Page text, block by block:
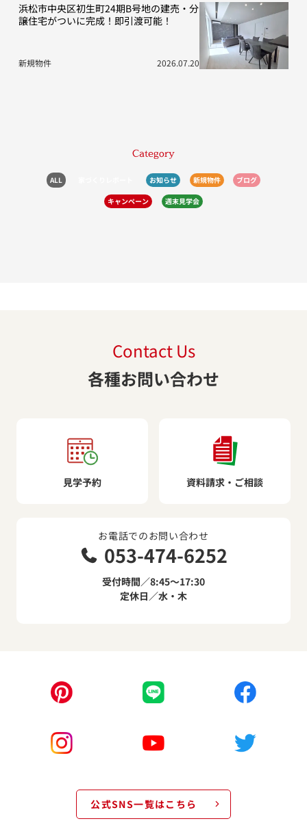
浜松市中央区初生町24期B号地の建売・分
譲住宅がついに完成！即引渡可能！
新規物件 2026.07.20
Category
ALL お知らせ 新規物件 ブログ
キャンペーン 週末見学会
Contact Us
各種お問い合わせ
見学予約 資料請求・ご相談
お電話でのお問い合わせ
053-474-6252
受付時間／8:45～17:30
定休日／水・木
公式SNS一覧はこちら